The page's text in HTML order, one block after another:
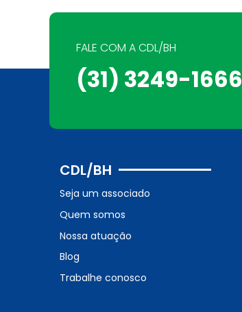
FALE COM A CDL/BH
(31) 3249-1666
CDL/BH
Seja um associado
Quem somos
Nossa atuação
Blog
Trabalhe conosco